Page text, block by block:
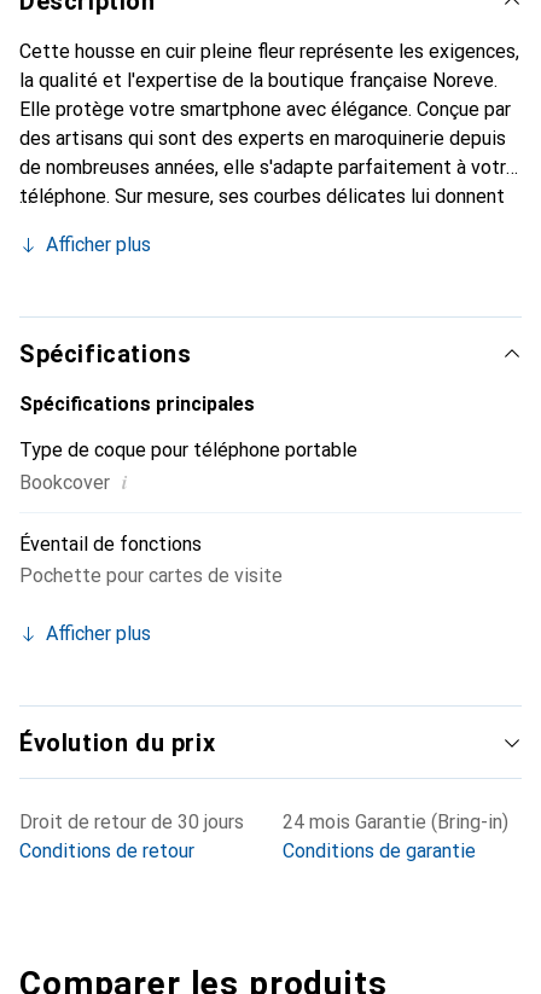
Cette housse en cuir pleine fleur représente les exigences,
la qualité et l'expertise de la boutique française Noreve.
Elle protège votre smartphone avec élégance. Conçue par
des artisans qui sont des experts en maroquinerie depuis
de nombreuses années, elle s'adapte parfaitement à votre
téléphone. Sur mesure, ses courbes délicates lui donnent
chic et indispensable pour votre smartphone. Reconnaître
marque Noreve est un choix sûr pour une clientèle
exigeante.
Afficher plus
Spécifications
Spécifications principales
Type de coque pour téléphone portable
Bookcover i
Éventail de fonctions
Pochette pour cartes de visite
Afficher plus
Évolution du prix
Droit de retour de 30 jours
Conditions de retour
24 mois Garantie (Bring-in)
Conditions de garantie
Comparer les produits